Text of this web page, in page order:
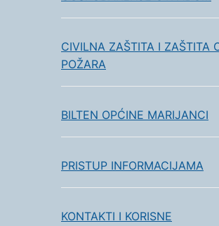
CIVILNA ZAŠTITA I ZAŠTITA
POŽARA
BILTEN OPĆINE MARIJANCI
PRISTUP INFORMACIJAMA
KONTAKTI I KORISNE